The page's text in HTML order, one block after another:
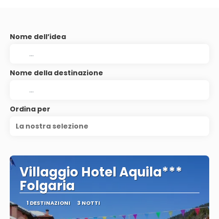
Nome dell’idea
Nome della destinazione
Ordina per
La nostra selezione
Villaggio Hotel Aquila***
Folgaria
1 DESTINAZIONI 3 NOTTI